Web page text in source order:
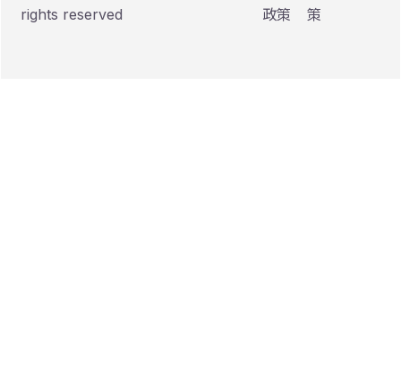
rights reserved
政策
策